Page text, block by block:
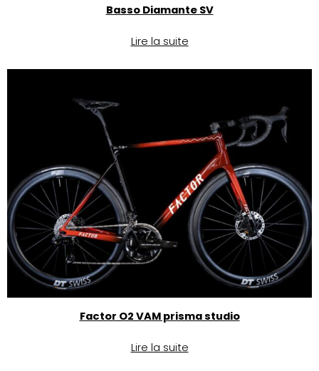
Basso Diamante SV
Lire la suite
Factor O2 VAM prisma studio
Lire la suite